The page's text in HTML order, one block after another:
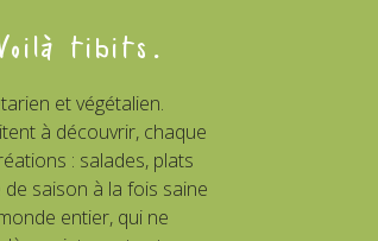
tibits.
et végétalien.
à découvrir, chaque
: salades, plats
saison à la fois saine
entier, qui ne